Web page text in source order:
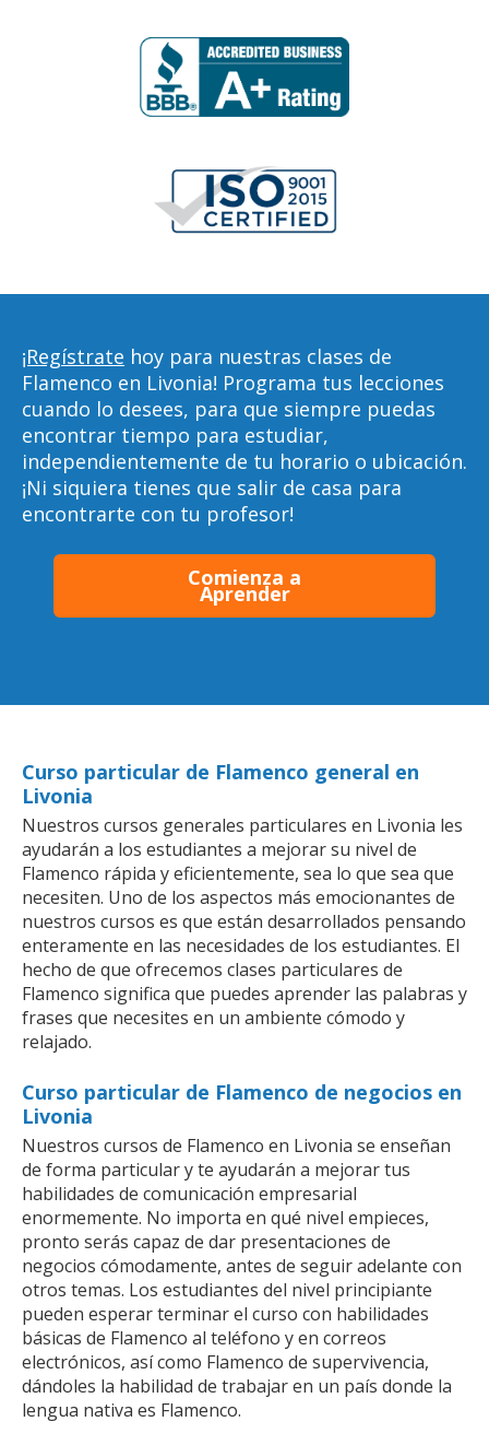
¡Regístrate hoy para nuestras clases de
Flamenco en Livonia! Programa tus lecciones
cuando lo desees, para que siempre puedas
encontrar tiempo para estudiar,
independientemente de tu horario o ubicación.
¡Ni siquiera tienes que salir de casa para
encontrarte con tu profesor!
Comienza a
Aprender
Curso particular de Flamenco general en
Livonia
Nuestros cursos generales particulares en Livonia les
ayudarán a los estudiantes a mejorar su nivel de
Flamenco rápida y eficientemente, sea lo que sea que
necesiten. Uno de los aspectos más emocionantes de
nuestros cursos es que están desarrollados pensando
enteramente en las necesidades de los estudiantes. El
hecho de que ofrecemos clases particulares de
Flamenco significa que puedes aprender las palabras y
frases que necesites en un ambiente cómodo y
relajado.
Curso particular de Flamenco de negocios en
Livonia
Nuestros cursos de Flamenco en Livonia se enseñan
de forma particular y te ayudarán a mejorar tus
habilidades de comunicación empresarial
enormemente. No importa en qué nivel empieces,
pronto serás capaz de dar presentaciones de
negocios cómodamente, antes de seguir adelante con
otros temas. Los estudiantes del nivel principiante
pueden esperar terminar el curso con habilidades
básicas de Flamenco al teléfono y en correos
electrónicos, así como Flamenco de supervivencia,
dándoles la habilidad de trabajar en un país donde la
lengua nativa es Flamenco.